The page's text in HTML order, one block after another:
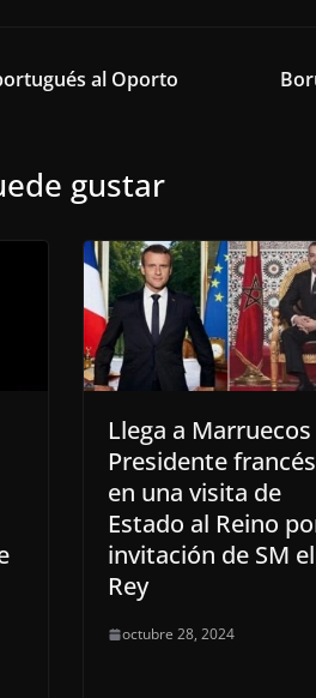
al Oporto
gustar
Llega a Marruecos
Presidente francés
en una visita de
Estado al Reino
invitación de SM el
Rey
octubre 28, 2024